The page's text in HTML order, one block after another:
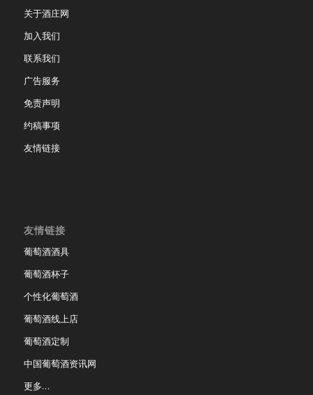
关于酒庄网
加入我们
联系我们
广告服务
免责声明
约稿事项
友情链接
友情链接
葡萄酒酒具
葡萄酒杯子
个性化葡萄酒
葡萄酒线上店
葡萄酒定制
中国葡萄酒资讯网
更多…